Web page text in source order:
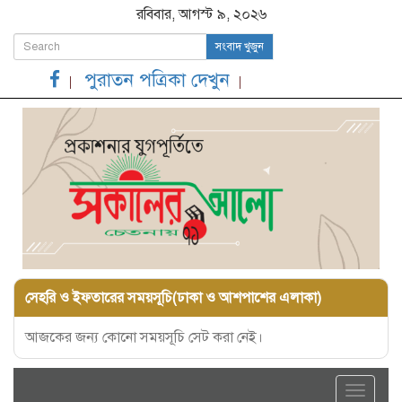
রবিবার, আগস্ট ৯, ২০২৬
সংবাদ খুজুন
পুরাতন পত্রিকা দেখুন
সেহরি ও ইফতারের সময়সূচি(ঢাকা ও আশপাশের এলাকা)
আজকের জন্য কোনো সময়সূচি সেট করা নেই।
Toggle